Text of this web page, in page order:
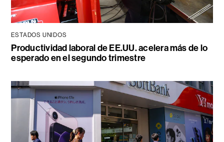
ESTADOS UNIDOS
Productividad laboral de EE.UU. acelera más de lo
esperado en el segundo trimestre